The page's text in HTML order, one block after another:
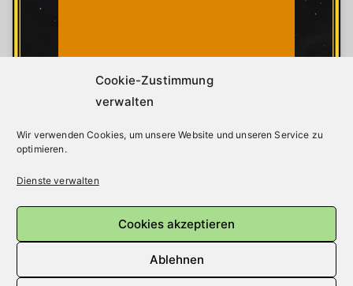
Cookie-Zustimmung
verwalten
Wir verwenden Cookies, um unsere Website und unseren Service zu
optimieren.
Dienste verwalten
Cookies akzeptieren
Ablehnen
Ich stimme zu
Beitragsnavigation
Ältere Beiträge